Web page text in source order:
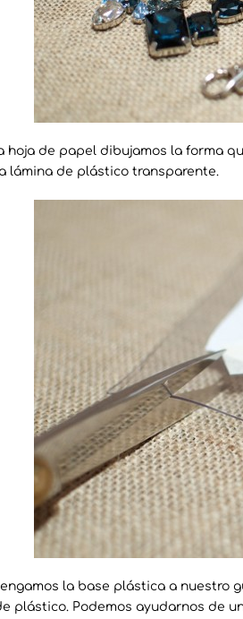
hoja de papel dibujamos la forma
lámina de plástico transparente.
la base plástica a nuestro
plástico. Podemos ayudarnos de